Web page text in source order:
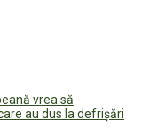
vrea să
au dus la defrișări